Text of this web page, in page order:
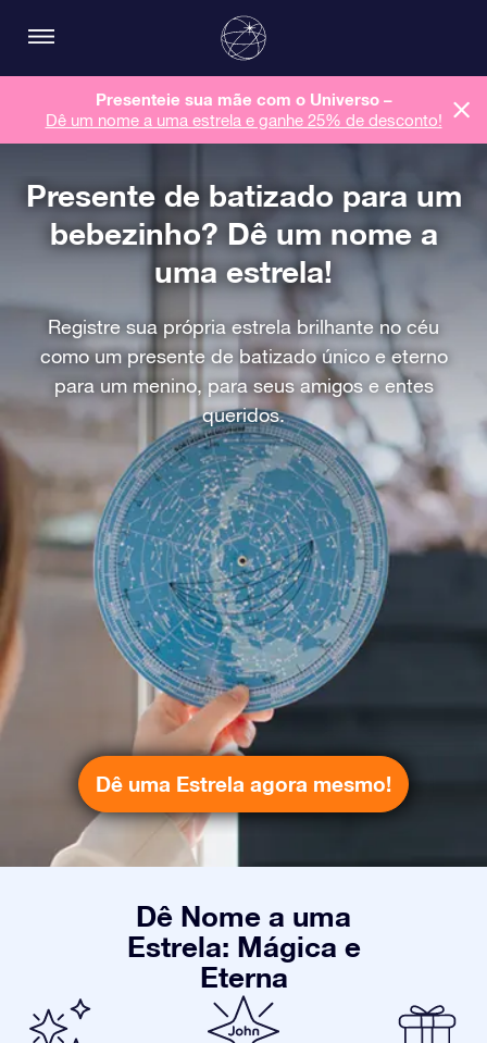
Presenteie sua mãe com o Universo –
Dê um nome a uma estrela e ganhe 25% de desconto!
Presente de batizado para um
bebezinho? Dê um nome a
uma estrela!
Registre sua própria estrela brilhante no céu
como um presente de batizado único e eterno
para um menino, para seus amigos e entes
queridos.
Dê uma Estrela agora mesmo!
Dê Nome a uma
Estrela: Mágica e
Eterna